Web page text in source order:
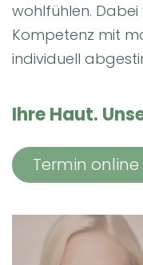
wohlfühlen.
Kompetenz mit
individuell
Ihre Haut.
Termin